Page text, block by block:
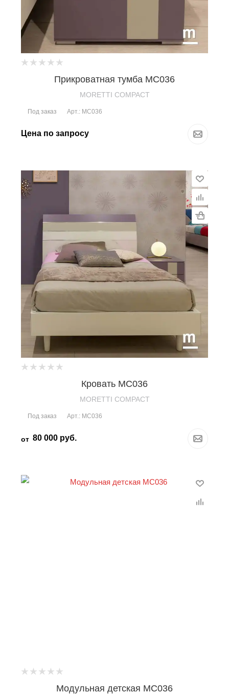
Прикроватная тумба MC036
MORETTI COMPACT
Под заказ Арт.: MC036
Цена по запросу
Кровать MC036
MORETTI COMPACT
Под заказ Арт.: MC036
от 80 000 руб.
Модульная детская MC036